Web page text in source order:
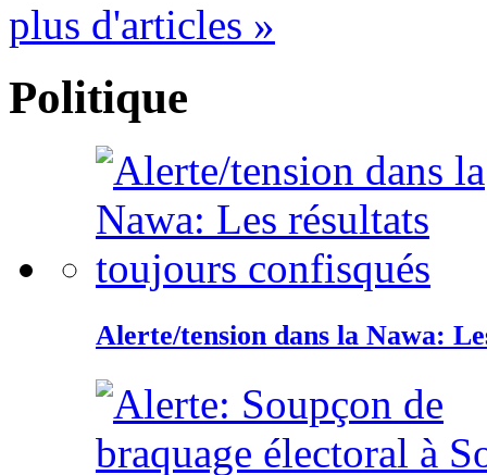
plus d'articles »
Politique
Alerte/tension dans la Nawa: